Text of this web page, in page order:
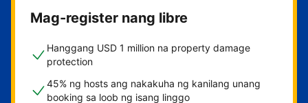
Mag-register nang libre
Hanggang USD 1 million na property damage
protection
45% ng hosts ang nakakuha ng kanilang unang
booking sa loob ng isang linggo